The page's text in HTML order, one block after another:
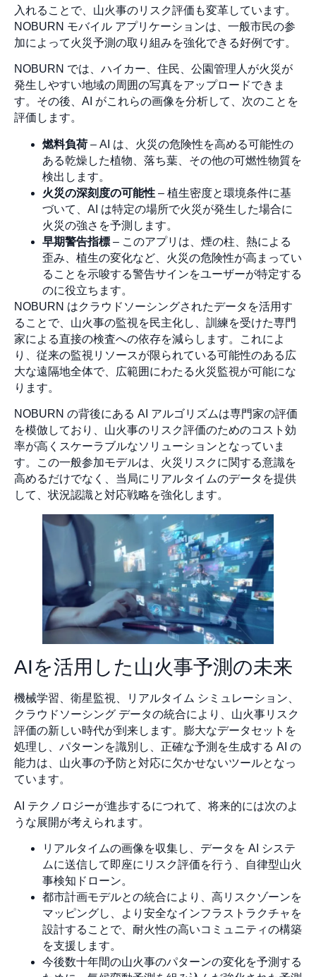
入れることで、山火事のリスク評価も変革しています。
NOBURN モバイル アプリケーションは、一般市民の参
加によって火災予測の取り組みを強化できる好例です。
NOBURN では、ハイカー、住民、公園管理人が火災が
発生しやすい地域の周囲の写真をアップロードできま
す。その後、AI がこれらの画像を分析して、次のことを
評価します。
燃料負荷 – AI は、火災の危険性を高める可能性の
ある乾燥した植物、落ち葉、その他の可燃性物質を
検出します。
火災の深刻度の可能性 – 植生密度と環境条件に基
づいて、AI は特定の場所で火災が発生した場合に
火災の強さを予測します。
早期警告指標 – このアプリは、煙の柱、熱による
歪み、植生の変化など、火災の危険性が高まってい
ることを示唆する警告サインをユーザーが特定する
のに役立ちます。
NOBURN はクラウドソーシングされたデータを活用す
ることで、山火事の監視を民主化し、訓練を受けた専門
家による直接の検査への依存を減らします。これによ
り、従来の監視リソースが限られている可能性のある広
大な遠隔地全体で、広範囲にわたる火災監視が可能にな
ります。
NOBURN の背後にある AI アルゴリズムは専門家の評価
を模倣しており、山火事のリスク評価のためのコスト効
率が高くスケーラブルなソリューションとなっていま
す。この一般参加モデルは、火災リスクに関する意識を
高めるだけでなく、当局にリアルタイムのデータを提供
して、状況認識と対応戦略を強化します。
AIを活用した山火事予測の未来
機械学習、衛星監視、リアルタイム シミュレーション、
クラウドソーシング データの統合により、山火事リスク
評価の新しい時代が到来します。膨大なデータセットを
処理し、パターンを識別し、正確な予測を生成する AI の
能力は、山火事の予防と対応に欠かせないツールとなっ
ています。
AI テクノロジーが進歩するにつれて、将来的には次のよ
うな展開が考えられます。
リアルタイムの画像を収集し、データを AI システ
ムに送信して即座にリスク評価を行う、自律型山火
事検知ドローン。
都市計画モデルとの統合により、高リスクゾーンを
マッピングし、より安全なインフラストラクチャを
設計することで、耐火性の高いコミュニティの構築
を支援します。
今後数十年間の山火事のパターンの変化を予測する